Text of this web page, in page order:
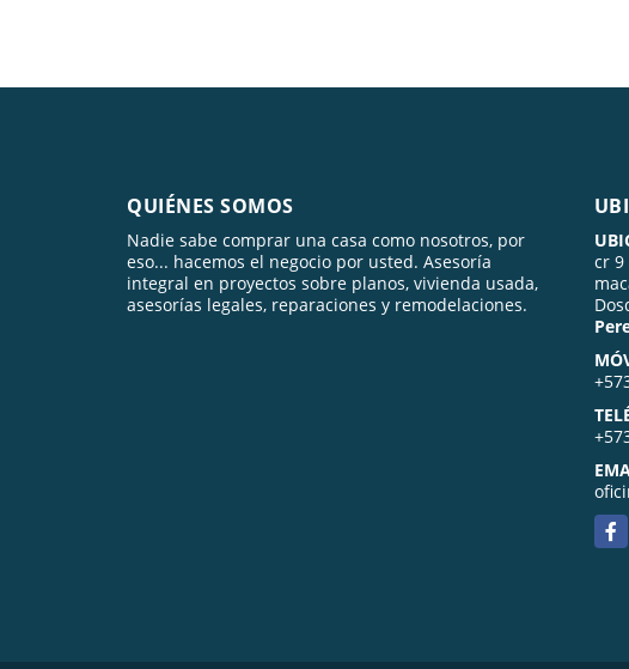
QUIÉNES SOMOS
Nadie sabe comprar una casa como nosotros, por
eso... hacemos el negocio por usted. Asesoría
integral en proyectos sobre planos, vivienda usada,
asesorías legales, reparaciones y remodelaciones.
cr 9